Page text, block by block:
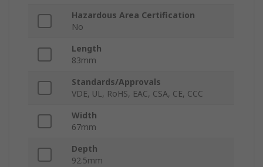
Hazardous Area Certification
No
Length
83mm
Standards/Approvals
VDE, UL, RoHS, EAC, CSA, CE, CCC
Width
67mm
Depth
92.5mm